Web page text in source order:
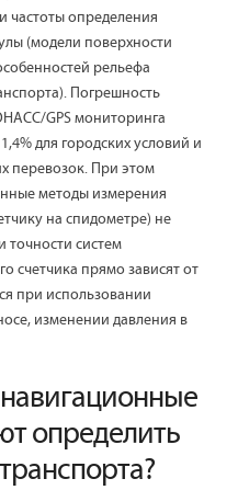
частоты определения
(модели поверхности
рельефа
Погрешность
GPS мониторинга
для городских условий и
перевозок. При этом
методы измерения
на спидометре) не
точности систем
счетчика прямо зависят от
при использовании
изменении давления в
определить